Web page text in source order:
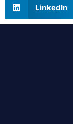
LinkedIn